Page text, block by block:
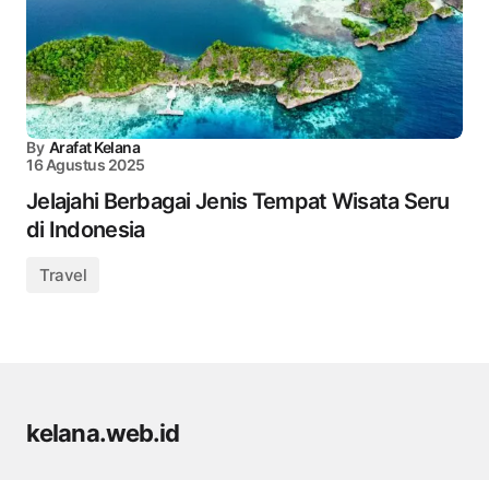
By Arafat Kelana
16 Agustus 2025
Jelajahi Berbagai Jenis Tempat Wisata Seru
di Indonesia
Travel
kelana.web.id